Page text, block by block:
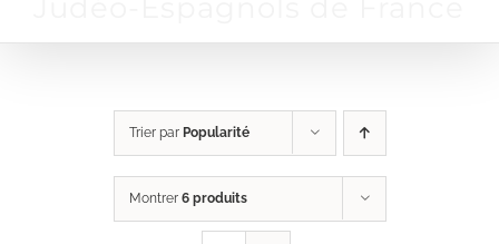
Trier par Popularité
Montrer 6 produits